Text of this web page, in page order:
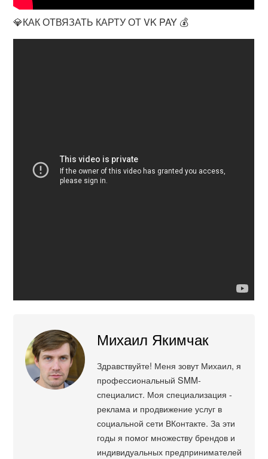
💎КАК ОТВЯЗАТЬ КАРТУ ОТ VK PAY 💰
Михаил Якимчак
Здравствуйте! Меня зовут Михаил, я
профессиональный SMM-
специалист. Моя специализация -
реклама и продвижение услуг в
социальной сети ВКонтакте. За эти
годы я помог множеству брендов и
индивидуальных предпринимателей